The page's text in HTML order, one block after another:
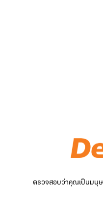
ตรวจสอบว่าคุณเป็นมนุษ